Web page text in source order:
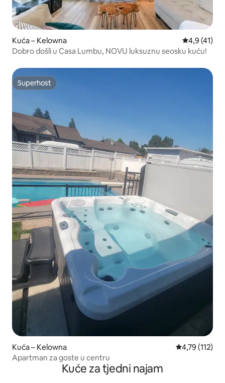
Kuća – Kelowna Prosječna
4,9 (41)
Dobro došli u Casa Lumbu, NOVU luksuznu seosku kuću!
Superhost
Superhost
Kuća – Kelowna Prosječna
4,79 (112)
Apartman za goste u centru
Kuće za tjedni najam